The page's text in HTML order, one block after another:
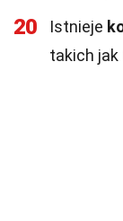
20 Istnieje
takich jak